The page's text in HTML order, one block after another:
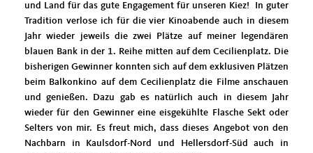
und Land für das gute Engagement für unseren Kiez! In guter
Tradition verlose ich für die vier Kinoabende auch in diesem
Jahr wieder jeweils die zwei Plätze auf meiner legendären
blauen Bank in der 1. Reihe mitten auf dem Cecilienplatz. Die
bisherigen Gewinner konnten sich auf dem exklusiven Plätzen
beim Balkonkino auf dem Cecilienplatz die Filme anschauen
und genießen. Dazu gab es natürlich auch in diesem Jahr
wieder für den Gewinner eine eisgekühlte Flasche Sekt oder
Selters von mir. Es freut mich, dass dieses Angebot von den
Nachbarn in Kaulsdorf-Nord und Hellersdorf-Süd auch in